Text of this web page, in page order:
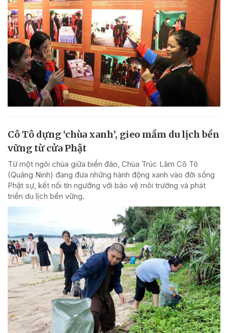
Cô Tô dựng ‘chùa xanh’, gieo mầm du lịch bền
vững từ cửa Phật
Từ một ngôi chùa giữa biển đảo, Chùa Trúc Lâm Cô Tô
(Quảng Ninh) đang đưa những hành động xanh vào đời sống
Phật sự, kết nối tín ngưỡng với bảo vệ môi trường và phát
triển du lịch bền vững.